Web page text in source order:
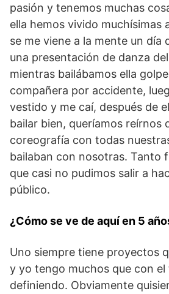
pasión y tenemos muchas
ella hemos vivido muchísimas
se me viene a la mente un día
una presentación de danza
mientras bailábamos ella
compañera por accidente,
vestido y me caí, después de
bailar bien, queríamos reírnos
coreografía con todas
bailaban con nosotras. Tanto
que casi no pudimos salir a
público.
¿Cómo se ve de aquí en 5
Uno siempre tiene proyectos
y yo tengo muchos que con el
definiendo. Obviamente